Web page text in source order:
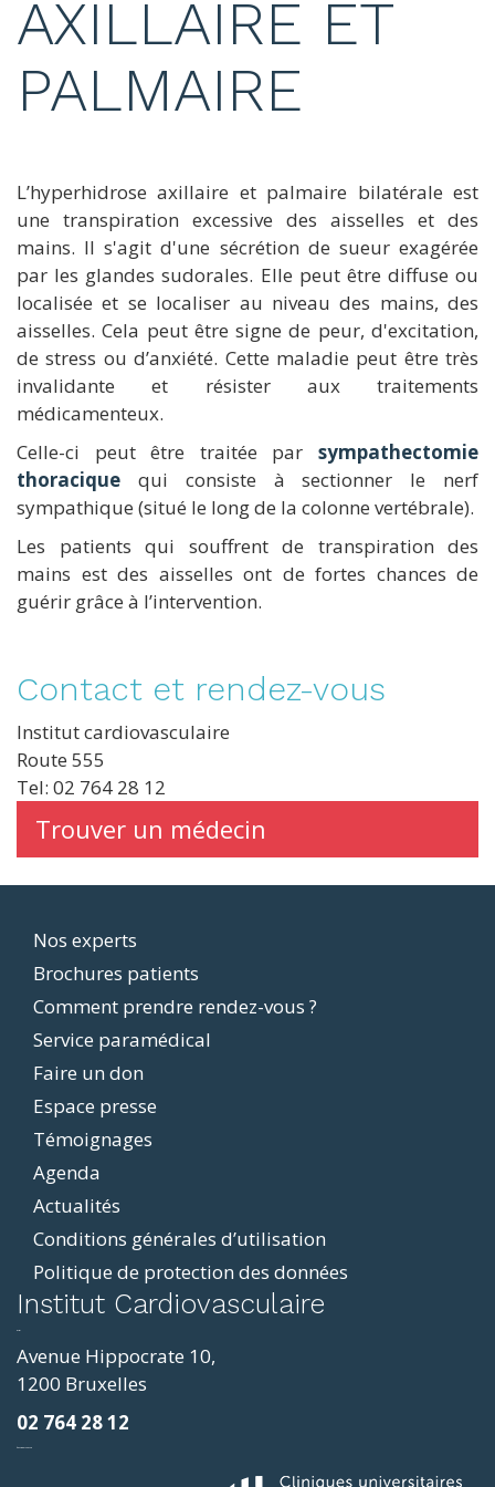
AXILLAIRE ET
PALMAIRE
L’hyperhidrose axillaire et palmaire bilatérale est
une transpiration excessive des aisselles et des
mains. Il s'agit d'une sécrétion de sueur exagérée
par les glandes sudorales. Elle peut être diffuse ou
localisée et se localiser au niveau des mains, des
aisselles. Cela peut être signe de peur, d'excitation,
de stress ou d’anxiété. Cette maladie peut être très
invalidante et résister aux traitements
médicamenteux.
Celle-ci peut être traitée par sympathectomie
thoracique qui consiste à sectionner le nerf
sympathique (situé le long de la colonne vertébrale).
Les patients qui souffrent de transpiration des
mains est des aisselles ont de fortes chances de
guérir grâce à l’intervention.
Contact et rendez-vous
Institut cardiovasculaire
Route 555
Tel: 02 764 28 12
Trouver un médecin
Footer
menu
Nos experts
Brochures patients
Comment prendre rendez-vous ?
Service paramédical
Faire un don
Espace presse
Témoignages
Agenda
Actualités
Conditions générales d’utilisation
Politique de protection des données
Institut Cardiovasculaire
Avenue Hippocrate 10,
1200 Bruxelles
02 764 28 12